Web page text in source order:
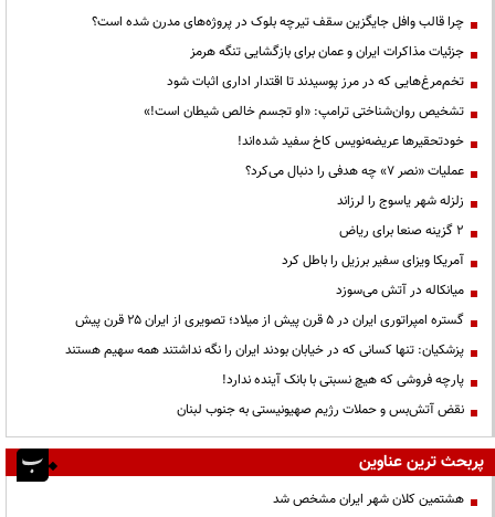
چرا قالب وافل جایگزین سقف تیرچه بلوک در پروژه‌های مدرن شده است؟
جزئیات مذاکرات ایران و عمان برای بازگشایی تنگه هرمز
تخم‌مرغ‌هایی که در مرز پوسیدند تا اقتدار اداری اثبات شود
تشخیص روان‌شناختی ترامپ: «او تجسم خالص شیطان است!»
خودتحقیرها عریضه‌نویس کاخ سفید شده‌اند!
عملیات «نصر ۷» چه هدفی را دنبال می‌کرد؟
زلزله شهر یاسوج را لرزاند
۲ گزینه صنعا برای ریاض
آمریکا ویزای سفیر برزیل را باطل کرد
میانکاله در آتش می‌سوزد
گستره امپراتوری ایران در ۵ قرن پیش از میلاد؛ تصویری از ایران ۲۵ قرن پیش
پزشکیان: تنها کسانی که در خیابان بودند ایران را نگه نداشتند همه سهیم هستند
پارچه فروشی که هیچ نسبتی با بانک آینده ندارد!
نقض آتش‌بس و حملات رژیم صهیونیستی به جنوب لبنان
پربحث ترین عناوین
هشتمین کلان شهر ایران مشخص شد